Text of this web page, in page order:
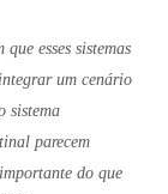
esses sistemas
um cenário
sistema
parecem
do que